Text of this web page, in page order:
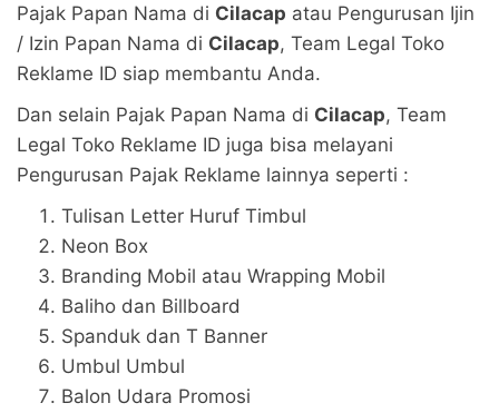
Pajak Papan Nama di Cilacap atau Pengurusan Ijin
/ Izin Papan Nama di Cilacap, Team Legal Toko
Reklame ID siap membantu Anda.
Dan selain Pajak Papan Nama di Cilacap, Team
Legal Toko Reklame ID juga bisa melayani
Pengurusan Pajak Reklame lainnya seperti :
Tulisan Letter Huruf Timbul
Neon Box
Branding Mobil atau Wrapping Mobil
Baliho dan Billboard
Spanduk dan T Banner
Umbul Umbul
Balon Udara Promosi